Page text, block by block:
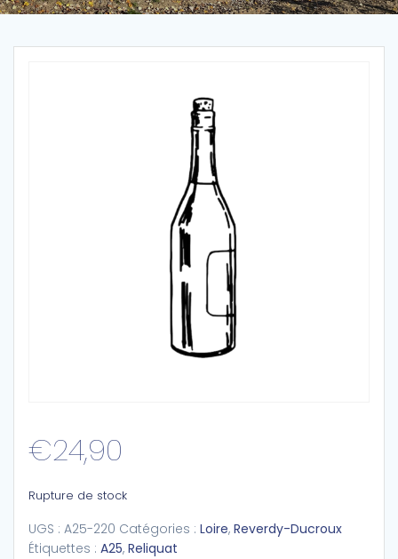
€24,90
Rupture de stock
UGS : A25-220 Catégories : Loire, Reverdy-Ducroux
Étiquettes : A25, Reliquat